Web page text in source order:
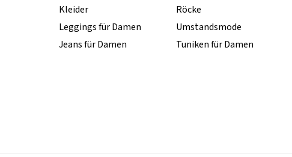
Kleider
Leggings für Damen
Jeans für Damen
Röcke
Umstandsmode
Tuniken für Damen